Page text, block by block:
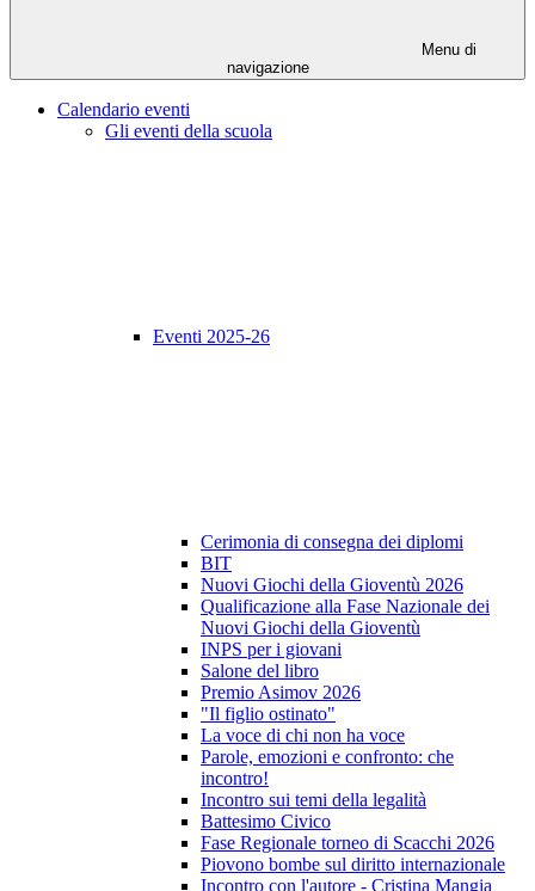
Menu di
navigazione
Calendario eventi
Gli eventi della scuola
Eventi 2025-26
Cerimonia di consegna dei diplomi
BIT
Nuovi Giochi della Gioventù 2026
Qualificazione alla Fase Nazionale dei
Nuovi Giochi della Gioventù
INPS per i giovani
Salone del libro
Premio Asimov 2026
"Il figlio ostinato"
La voce di chi non ha voce
Parole, emozioni e confronto: che
incontro!
Incontro sui temi della legalità
Battesimo Civico
Fase Regionale torneo di Scacchi 2026
Piovono bombe sul diritto internazionale
Incontro con l'autore - Cristina Mangia